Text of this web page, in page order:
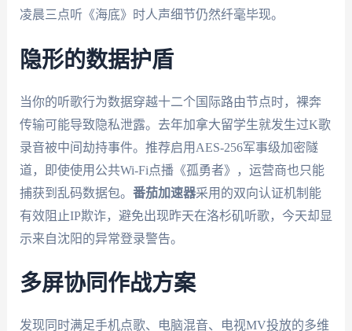
凌晨三点听《海底》时人声细节仍然纤毫毕现。
隐形的数据护盾
当你的听歌行为数据穿越十二个国际路由节点时，裸奔
传输可能导致隐私泄露。去年加拿大留学生就发生过K歌
录音被中间劫持事件。推荐启用AES-256军事级加密隧
道，即使使用公共Wi-Fi点播《孤勇者》，运营商也只能
捕获到乱码数据包。 番茄加速器采用的双向认证机制能
有效阻止IP欺诈，避免出现昨天在洛杉矶听歌，今天却显
示来自沈阳的异常登录警告。
多屏协同作战方案
发现同时满足手机点歌、电脑混音、电视MV投放的多维